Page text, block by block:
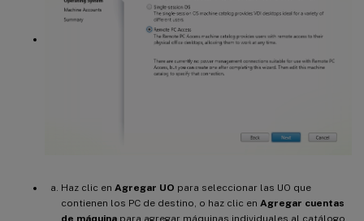
Haz clic en Agregar UO para seleccionar las UO que
contienen los PC de destino, o haz clic en Agregar cuentas